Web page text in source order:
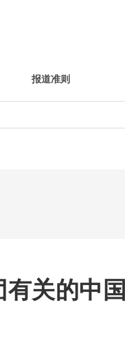
报道准则
关的中